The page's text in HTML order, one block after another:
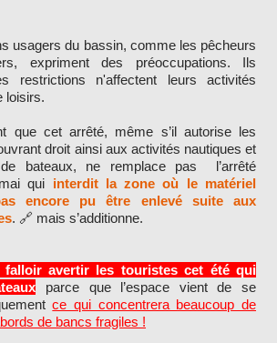
usagers du bassin, comme les pêcheurs
expriment des préoccupations. Ils
restrictions n'affectent leurs activités
loisirs.
que cet arrêté, même s’il autorise les
droit ainsi aux activités nautiques et
bateaux, ne remplace pas l’arrêté
qui interdit la zone où le matériel
encore pu être enlevé suite aux
. 🔗 mais s’additionne.
avertir les touristes cet été qui
parce que l’espace vient de se
ce qui concentrera beaucoup de
de bancs fragiles !